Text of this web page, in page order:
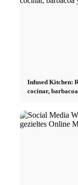
Infused Kitchen:
cocinar,